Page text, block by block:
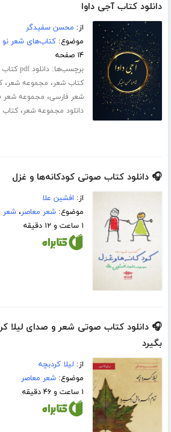
دانلود کتاب آجی داوا
از: محسن سفیدگر
موضوع:کتاب‌های شعر نو
۱۴ صفحه
برچسب‌ها:دانلود pdf کتاب شعر
کتاب شعر، مجموعه شعر،
شعر فارسی، مجموعه شعر
دانلود مجموعه شعر،کتاب
🎧 دانلود کتاب صوتی کودکانه‌ها و غزل
از: افشین علا
موضوع:شعر معاصر،شعر
۱ ساعت و ۱۲ دقیقه
🎧 دانلود کتاب صوتی شعر و صدای لیلا
بگیرد
از: لیلا کردبچه
موضوع:شعر معاصر
۱ ساعت و ۴۶ دقیقه